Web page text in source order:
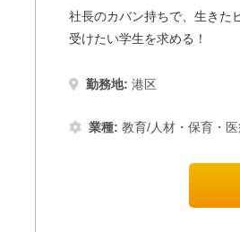
社長のカバン持ちで、生きた
受けたい学生を求める！
勤務地: 港区
業種: 教育/人材・保育・